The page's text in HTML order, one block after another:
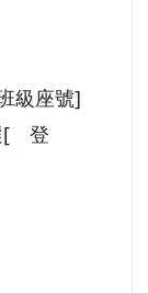
級座號]
[ 登